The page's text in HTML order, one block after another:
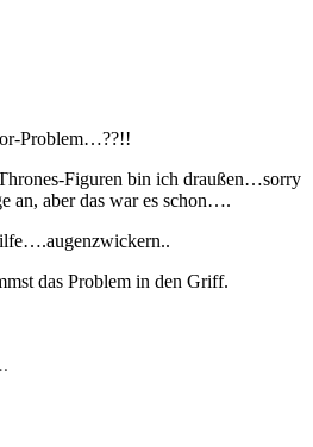
Problem…??!!
Figuren bin ich draußen…sorry
an, aber das war es schon….
das Problem in den Griff.